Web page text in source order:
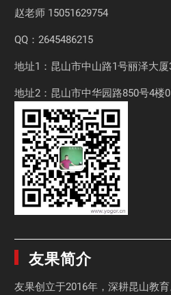
赵老师 15051629754
QQ：2645486215
地址1：昆山市中山路1号丽泽大厦
地址2：昆山市中华园路850号4楼
友果简介
友果创立于2016年，深耕昆山教